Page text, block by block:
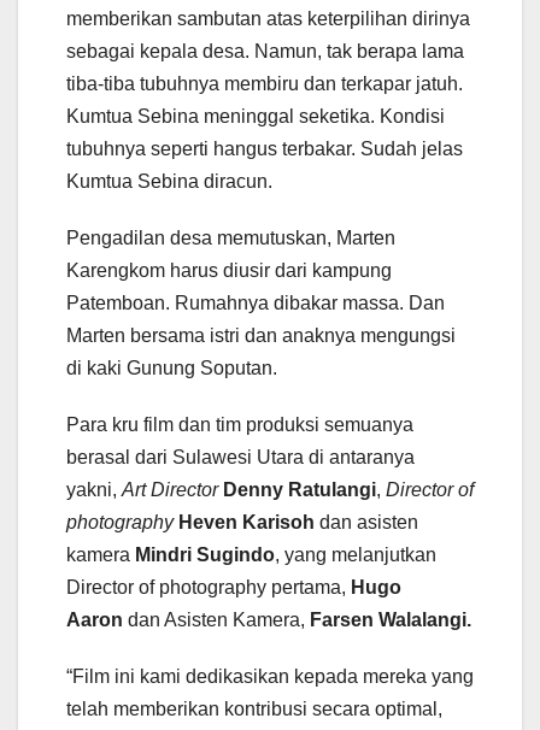
memberikan sambutan atas keterpilihan dirinya
sebagai kepala desa. Namun, tak berapa lama
tiba-tiba tubuhnya membiru dan terkapar jatuh.
Kumtua Sebina meninggal seketika. Kondisi
tubuhnya seperti hangus terbakar. Sudah jelas
Kumtua Sebina diracun.
Pengadilan desa memutuskan, Marten
Karengkom harus diusir dari kampung
Patemboan. Rumahnya dibakar massa. Dan
Marten bersama istri dan anaknya mengungsi
di kaki Gunung Soputan.
Para kru film dan tim produksi semuanya
berasal dari Sulawesi Utara di antaranya
yakni, Art Director Denny Ratulangi, Director of
photography Heven Karisoh dan asisten
kamera Mindri Sugindo, yang melanjutkan
Director of photography pertama, Hugo
Aaron dan Asisten Kamera, Farsen Walalangi.
“Film ini kami dedikasikan kepada mereka yang
telah memberikan kontribusi secara optimal,